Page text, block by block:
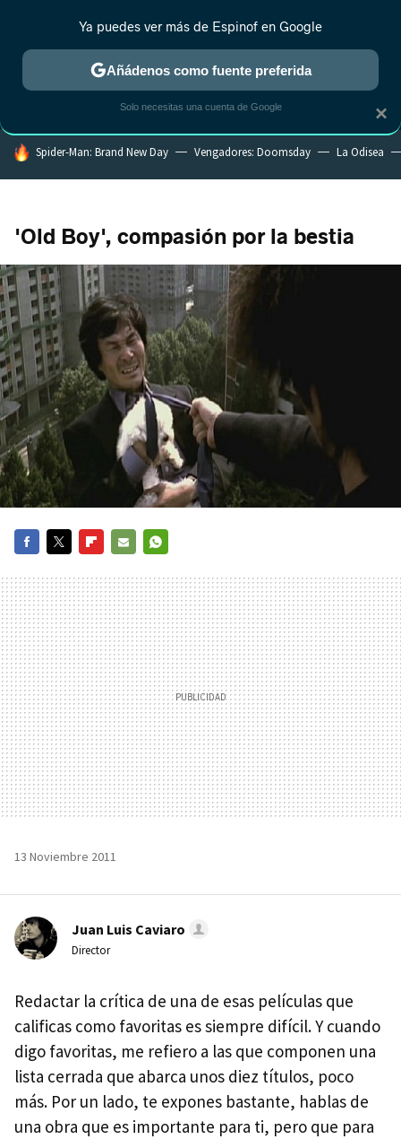
MENÚ NUEVO
ESTRENOS REALITY ANIME RANKINGS CINE
HOY SE HABLA DE
Spider-Man: Brand New Day Vengadores: Doomsday La Odisea
'Old Boy', compasión por la bestia
MAIL
13 Noviembre 2011
Juan Luis Caviaro
Director
Redactar la crítica de una de esas películas que
calificas como favoritas es siempre difícil. Y cuando
digo favoritas, me refiero a las que componen una
lista cerrada que abarca unos diez títulos, poco
más. Por un lado, te expones bastante, hablas de
una obra que es importante para ti, pero que para
×
Ya puedes ver más de Espinof en Google
Añádenos como fuente preferida
Solo necesitas una cuenta de Google